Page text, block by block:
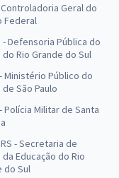
Controladoria Geral do
Federal
- Defensoria Pública do
Rio Grande do Sul
Ministério Público do
São Paulo
Polícia Militar de Santa
RS - Secretaria de
Educação do Rio
do Sul